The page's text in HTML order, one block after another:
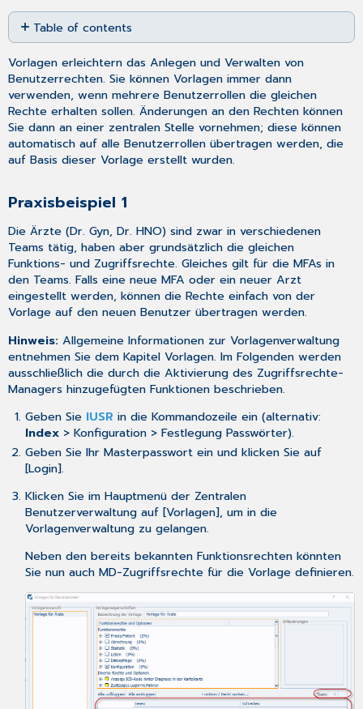
Save
as
PDF
Table of contents
1
Praxisbeispiel
2
Vorlagen erleichtern das Anlegen und Verwalten von
Benutzerrechten. Sie können Vorlagen immer dann
verwenden, wenn mehrere Benutzerrollen die gleichen
Rechte erhalten sollen. Änderungen an den Rechten können
Sie dann an einer zentralen Stelle vornehmen; diese können
automatisch auf alle Benutzerrollen übertragen werden, die
auf Basis dieser Vorlage erstellt wurden.
Praxisbeispiel 1
Die Ärzte (Dr. Gyn, Dr. HNO) sind zwar in verschiedenen
Teams tätig, haben aber grundsätzlich die gleichen
Funktions- und Zugriffsrechte. Gleiches gilt für die MFAs in
den Teams. Falls eine neue MFA oder ein neuer Arzt
eingestellt werden, können die Rechte einfach von der
Vorlage auf den neuen Benutzer übertragen werden.
Hinweis:Allgemeine Informationen zur Vorlagenverwaltung
entnehmen Sie dem KapitelVorlagen. Im Folgenden werden
ausschließlich die durch die Aktivierung des Zugriffsrechte-
Managers hinzugefügten Funktionen beschrieben.
Geben Sie IUSR in die Kommandozeile ein (alternativ:
Index> Konfiguration > Festlegung Passwörter).
Geben Sie Ihr Masterpasswort ein und klicken Sie auf
[Login].
Klicken Sie im Hauptmenü der Zentralen
Benutzerverwaltung auf [Vorlagen], um in die
Vorlagenverwaltung zu gelangen.
Neben den bereits bekannten Funktionsrechten könnten
Sie nun auch MD-Zugriffsrechte für die Vorlage definieren.